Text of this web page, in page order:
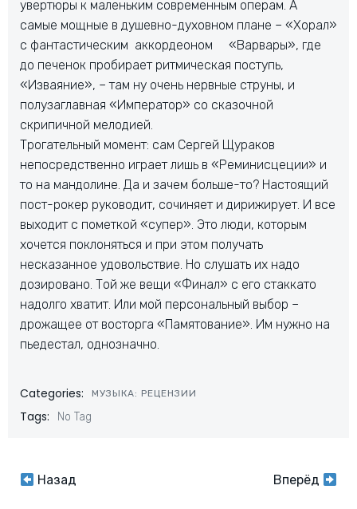
увертюры к маленьким современным операм. А
самые мощные в душевно-духовном плане – «Хорал»
с фантастическим аккордеоном «Варвары», где
до печенок пробирает ритмическая поступь,
«Изваяние», – там ну очень нервные струны, и
полузаглавная «Император» со сказочной
скрипичной мелодией.
Трогательный момент: сам Сергей Щураков
непосредственно играет лишь в «Реминисцеции» и
то на мандолине. Да и зачем больше-то? Настоящий
пост-рокер руководит, сочиняет и дирижирует. И все
выходит с пометкой «супер». Это люди, которым
хочется поклоняться и при этом получать
несказанное удовольствие. Но слушать их надо
дозировано. Той же вещи «Финал» с его стаккато
надолго хватит. Или мой персональный выбор –
дрожащее от восторга «Памятование». Им нужно на
пьедестал, однозначно.
Categories: МУЗЫКА: РЕЦЕНЗИИ
Tags: No Tag
Навигация
Назад
Навигация
Вперёд